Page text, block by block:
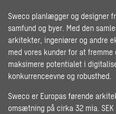
Sweco planlægger og designer
samfund og byer. Med den
arkitekter, ingeniører og andre
med vores kunder for at fremme
maksimere potentialet i
konkurrenceevne og robusthed.
Sweco er Europas førende
omsætning på cirka 32 mia. SEK